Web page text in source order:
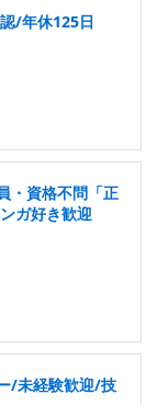
/年休125日
・資格不問「正
ガ好き歓迎
/未経験歓迎/技